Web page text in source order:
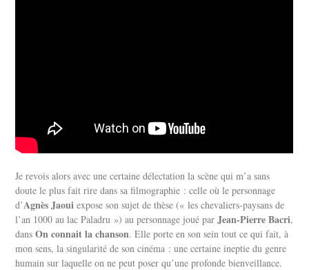
Je revois alors avec une certaine délectation la scène qui m’a sans
doute le plus fait rire dans sa filmographie : celle où le personnage
d’Agnès Jaoui expose son sujet de thèse (« les chevaliers-paysans de
l’an 1000 au lac Paladru ») au personnage joué parJean-Pierre Bacri,
dansOn connait la chanson. Elle porte en son sein tout ce qui fait, à
mon sens, la singularité de son cinéma : une certaine ineptie du genre
humain sur laquelle on ne peut poser qu’une profonde bienveillance.